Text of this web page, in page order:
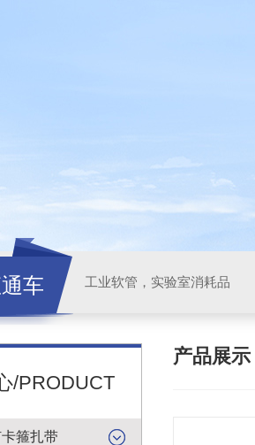
车 工业软管，实验室消耗品
/PRODUCT
箍扎带
产品展示